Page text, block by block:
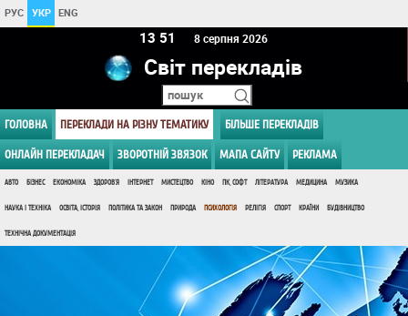
РУС УКР ENG
13 51 8 серпня 2026
Світ перекладів
ГОЛОВНА ПЕРЕКЛАДИ НА РІЗНУ ТЕМАТИКУ БІЛЬШЕ ПЕРЕКЛАДІВ
ОНЛАЙН ПЕРЕКЛАДАЧ ЗВОРОТНІЙ ЗВЯЗОК МАПА САЙТУ РЕКЛАМА
АВТО БІЗНЕС ЕКОНОМІКА ЗДОРОВ'Я ІНТЕРНЕТ МИСТЕЦТВО КІНО ПК, СОФТ ЛІТЕРАТУРА МЕДИЦИНА МУЗИКА
НАУКА І ТЕХНІКА ОСВІТА, ІСТОРІЯ ПОЛІТИКА ТА ЗАКОН ПРИРОДА ПСИХОЛОГІЯ РЕЛІГІЯ СПОРТ КРАЇНИ БУДІВНИЦТВО
ТЕХНІЧНА ДОКУМЕНТАЦІЯ